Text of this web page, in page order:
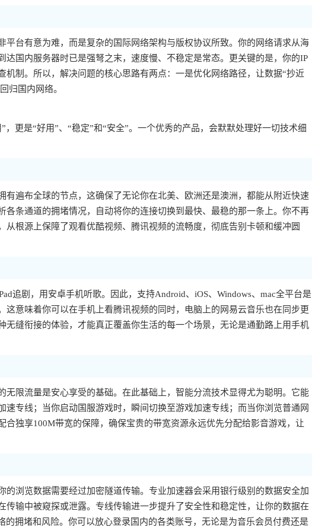
台有意为难，而是复杂的国际网络架构与版权协议所致。你的网络请求从海
国内服务器时已是强弩之末，速度慢、不稳定是常态。更关键的是，你的IP
制。所以，解决问题的核心思路有两点：一是优化网络路径，让数据“抄近
归国内网络。
更是“好用”、“稳定”和“安全”。一个优秀的产品，会默默处理好一切技术细
遍布全球的节点，这确保了无论你在北美、欧洲还是澳洲，都能从附近快速
条通道的拥堵情况，自动将你的连接切换到最快、最稳的那一条上。你不再
根源上保障了观看优酷视频、腾讯视频的流畅度，彻底告别卡顿和缓冲圆
追剧，用安卓手机听歌。因此，支持Android、iOS、Windows、mac全平台是
意味着你可以在手机上看腾讯视频的同时，电脑上的网易云音乐也在同步更
缝衔接的体验，才能真正覆盖你生活的每一个场景，无论是通勤路上用手机
限流量是安心享受的基础。在此基础上，智能分流技术显得尤为聪明。它能
专线；当你启动国服游戏时，瞬间切换至游戏加速专线；而当你浏览普通网
独享100M带宽的保障，确保宝贵的带宽资源永远优先分配给影音游戏，让
浏览数据需要经过加密隧道传输。专业加速器会采用银行级别的数据安全加
输中被窥探或泄露。专线传输进一步提升了安全性和稳定性，让你的数据在
拥堵和风险。你可以放心登录国内的各类账号，无论是为音乐会员付费还是